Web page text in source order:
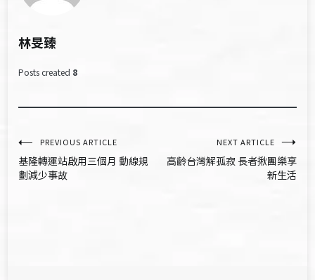
林旻臻
Posts created 8
文
章
PREVIOUS ARTICLE
基隆轉運站啟用三個月 動線規
劃減少事故
NEXT ARTICLE
高齡台灣解孤寂 長者揪團樂享
新生活